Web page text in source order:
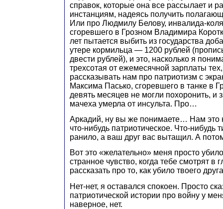
справок, которые она все рассылает и
инстанциям, надеясь получить
Или про Людмилу Белову, инвалида-
сгоревшего в Грозном Владимира
лет пытается выбить из государства
утере кормильца — 1200 рублей
двести рублей), и это, насколько я
трехсотая от ежемесячной зарплаты тех,
рассказывать нам про патриотизм с
Максима Пасько, сгоревшего в танке в
девять месяцев не могли похоронить, и
мачеха умерла от инсульта. Про…
Аркадий, ну вы же понимаете… Нам это
что-нибудь патриотическое. Что-нибудь
ранило, а ваш друг вас вытащил. А
Вот это «желательно» меня просто
странное чувство, когда тебе смотрят в
рассказать про то, как убило твоего
Нет-нет, я оставался спокоен. Просто
патриотической истории про войну у
наверное, нет.